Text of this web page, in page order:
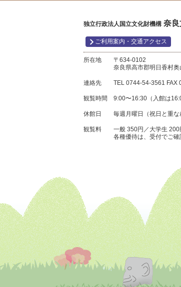
独立行政法人国立文化財機構 奈
ご利用案内・交通アクセス
所在地
〒634-0102
奈良県高市郡明日香村奥
連絡先 TEL 0744-54-3561 FAX
観覧時間 9:00〜16:30（入館は
休館日 毎週月曜日（祝日と重な
観覧料 一般 350円／大学生 200
各種優待は、受付でご確